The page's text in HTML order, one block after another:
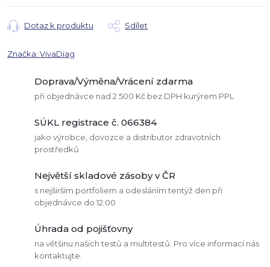
Dotaz k produktu Sdílet
Značka: VivaDiag
Doprava/Výměna/Vrácení zdarma
při objednávce nad 2 500 Kč bez DPH kurýrem PPL
SÚKL registrace č. 066384
jako výrobce, dovozce a distributor zdravotních
prostředků
Největší skladové zásoby v ČR
s nejširším portfoliem a odesláním tentýž den při
objednávce do 12:00
Úhrada od pojišťovny
na většinu našich testů a multitestů. Pro více informací nás
kontaktujte.